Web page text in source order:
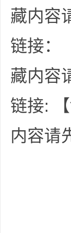
藏内容
链接：
藏内容
链接:
内容请